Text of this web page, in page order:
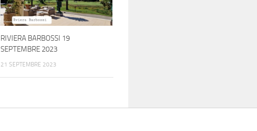
RIVIERA BARBOSSI 19
SEPTEMBRE 2023
21 SEPTEMBRE 2023